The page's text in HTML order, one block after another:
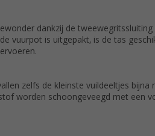
dankzij de
vuurpot is uitgepakt, is de tas
zelfs de kleinste vuildeeltjes
worden schoongeveegd met een